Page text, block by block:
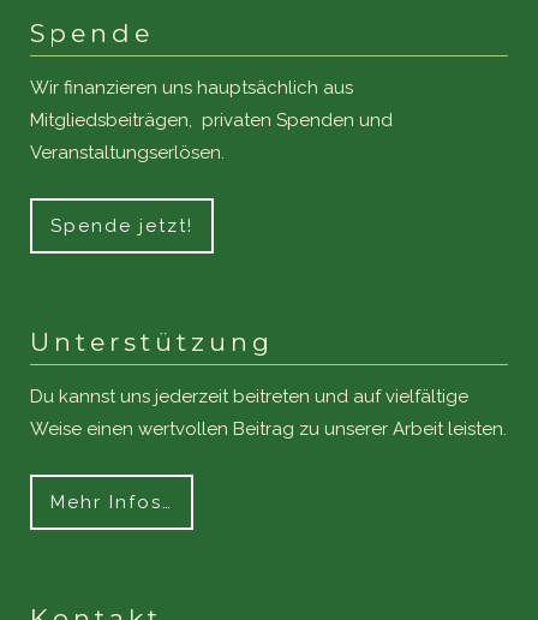
Spende
Wir finanzieren uns hauptsächlich aus
Mitgliedsbeiträgen, privaten Spenden und
Veranstaltungserlösen.
Spende jetzt!
Unterstützung
Du kannst uns jederzeit beitreten und auf vielfältige
Weise einen wertvollen Beitrag zu unserer Arbeit leisten.
Mehr Infos…